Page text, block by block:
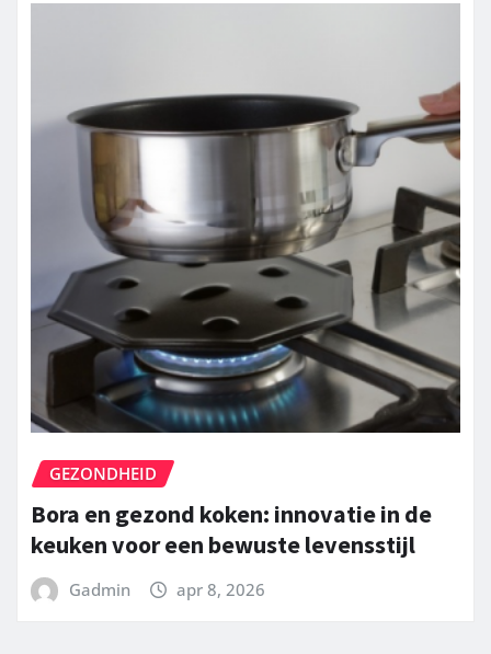
GEZONDHEID
Bora en gezond koken: innovatie in de
keuken voor een bewuste levensstijl
Gadmin apr 8, 2026